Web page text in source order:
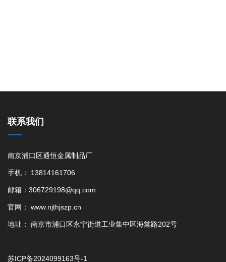
联系我们
南京浦口区通恒金属制品厂
手机： 13814161706
邮箱：306729198@qq.com
官网： www.njthjszp.cn
地址： 南京市浦口区永宁街道工业集中区海棠路202号
苏ICP备2024099163号-1